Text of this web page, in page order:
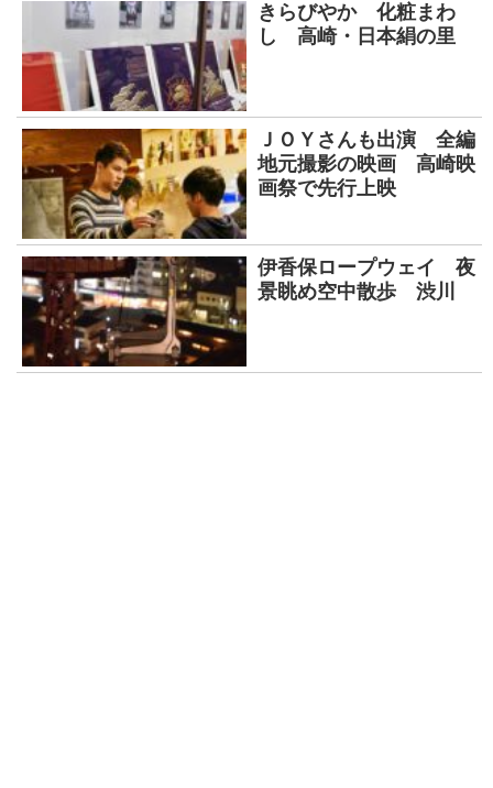
きらびやか 化粧まわ
し 高崎・日本絹の里
ＪＯＹさんも出演 全編
地元撮影の映画 高崎映
画祭で先行上映
伊香保ロープウェイ 夜
景眺め空中散歩 渋川